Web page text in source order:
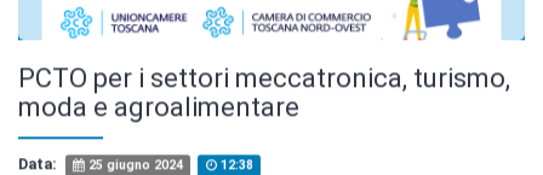
PCTO per i settori meccatronica, turismo,
moda e agroalimentare
Data: 25 giugno 2024 12:38